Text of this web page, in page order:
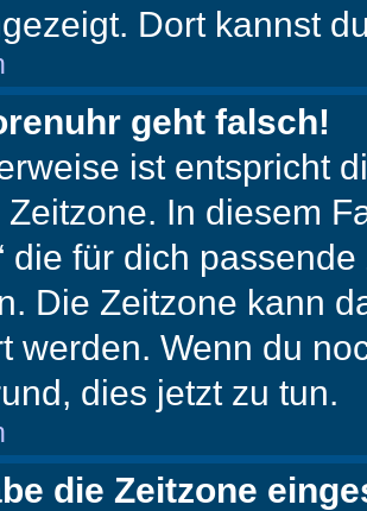
Dort kannst
geht falsch!
ist entspricht
In diesem
die für dich
Die Zeitzone kann
werden. Wenn du
dies jetzt zu tun.
die Zeitzone